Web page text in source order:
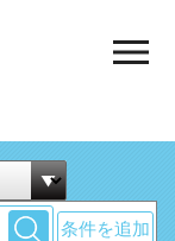
条件を追加